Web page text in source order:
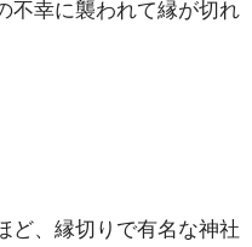
不幸に襲われて縁が切れ
ど、縁切りで有名な神社